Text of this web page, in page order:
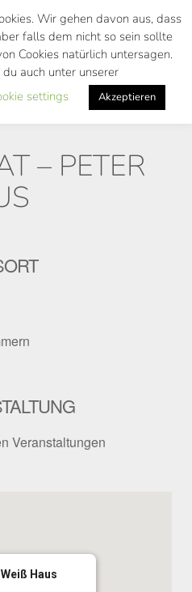
– PETER
Veranstaltungen
Haus
Wir gehen davon aus, dass
falls dem nicht so sein sollte
Cookies natürlich untersagen.
auch unter unserer
settings Akzeptieren